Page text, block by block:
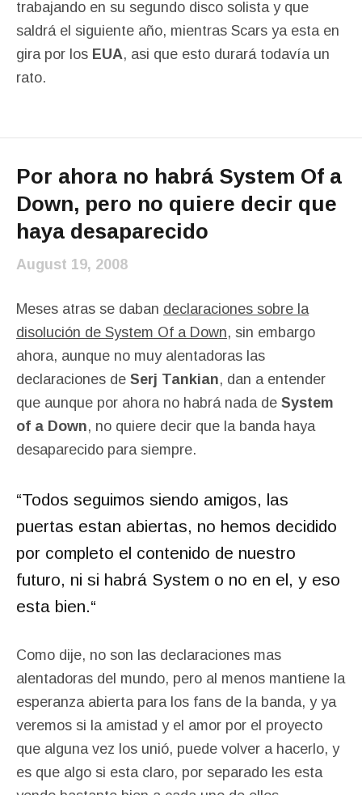
trabajando en su segundo disco solista y que
saldrá el siguiente año, mientras Scars ya esta en
gira por los EUA, asi que esto durará todavía un
rato.
Por ahora no habrá System Of a
Down, pero no quiere decir que
haya desaparecido
August 19, 2008
Meses atras se daban declaraciones sobre la
disolución de System Of a Down, sin embargo
ahora, aunque no muy alentadoras las
declaraciones de Serj Tankian, dan a entender
que aunque por ahora no habrá nada de System
of a Down, no quiere decir que la banda haya
desaparecido para siempre.
“Todos seguimos siendo amigos, las
puertas estan abiertas, no hemos decidido
por completo el contenido de nuestro
futuro, ni si habrá System o no en el, y eso
esta bien.“
Como dije, no son las declaraciones mas
alentadoras del mundo, pero al menos mantiene la
esperanza abierta para los fans de la banda, y ya
veremos si la amistad y el amor por el proyecto
que alguna vez los unió, puede volver a hacerlo, y
es que algo si esta claro, por separado les esta